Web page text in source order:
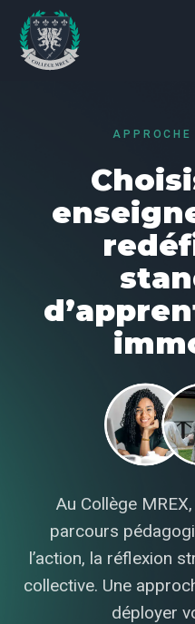
Au Collège
parcours
l’action, la réflexion
collective. Une
déployer